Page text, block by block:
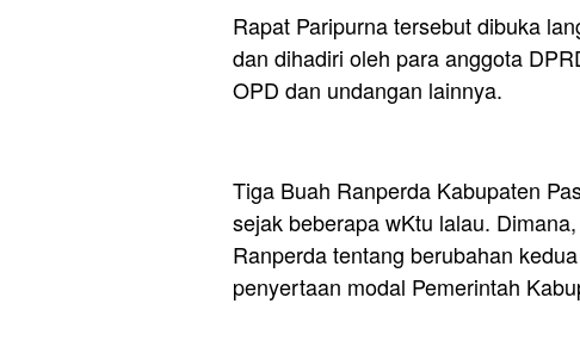
Rapat Paripurna tersebut dibuka
dan dihadiri oleh para anggota
OPD dan undangan lainnya.
Tiga Buah Ranperda Kabupaten
sejak beberapa wKtu lalau.
Ranperda tentang berubahan
penyertaan modal Pemerintah